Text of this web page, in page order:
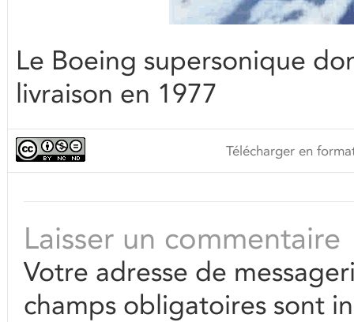
Le Boeing supersonique
livraison en 1977
Télécharger en
Laisser un commentaire
Votre adresse de
champs obligatoires sont